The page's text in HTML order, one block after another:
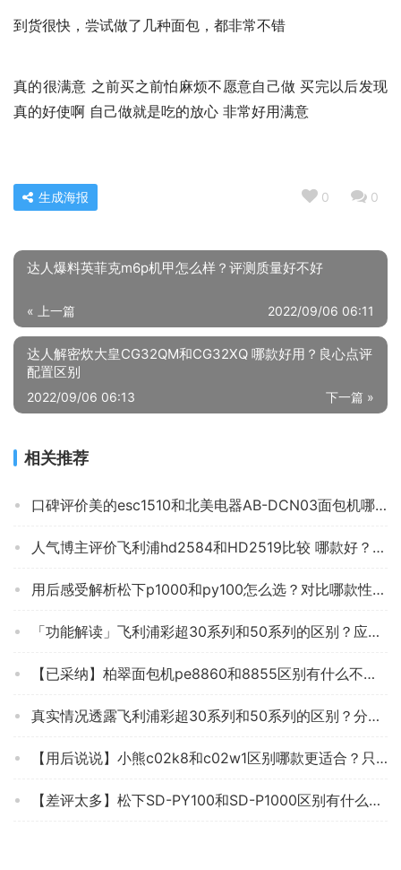
到货很快，尝试做了几种面包，都非常不错
真的很满意 之前买之前怕麻烦不愿意自己做 买完以后发现
真的好使啊 自己做就是吃的放心 非常好用满意
0 0
生成海报
达人爆料英菲克m6p机甲怎么样？评测质量好不好
« 上一篇 2022/09/06 06:11
达人解密炊大皇CG32QM和CG32XQ 哪款好用？良心点评
配置区别
下一篇 »
2022/09/06 06:13
相关推荐
口碑评价美的esc1510和北美电器AB-DCN03面包机哪个好？这样选不盲目
人气博主评价飞利浦hd2584和HD2519比较 哪款好？图文爆料分析
用后感受解析松下p1000和py100怎么选？对比哪款性价比更高
「功能解读」飞利浦彩超30系列和50系列的区别？应该怎么样选择
【已采纳】柏翠面包机pe8860和8855区别有什么不同？对比哪款性价比更高
真实情况透露飞利浦彩超30系列和50系列的区别？分析哪款更适合你
【用后说说】小熊c02k8和c02w1区别哪款更适合？只选对的不选贵的
【差评太多】松下SD-PY100和SD-P1000区别有什么不同？哪款性价比更好